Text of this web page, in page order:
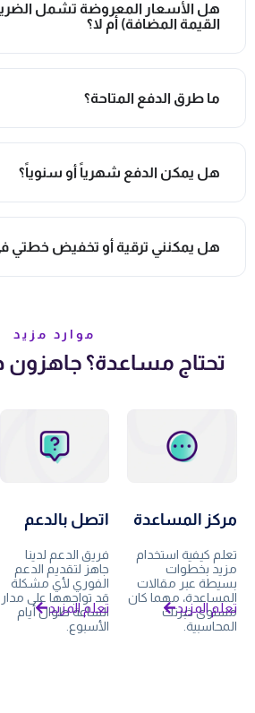
هل الأسعار المعروضة تشمل
القيمة المضافة) أم لا؟
ما طرق الدفع المتاحة؟
هل يمكن الدفع شهرياً أو سنوياً؟
هل يمكنني ترقية أو تخفيض خطتي
موارد مزيد
تحتاج مساعدة؟ جاهزون
مركز المساعدة
تعلم كيفية استخدام
مزيد بخطوات
بسيطة عبر مقالات
المساعدة، مهما كان
مستوى خبرتك
المحاسبية.
تعلم المزيد
اتصل بالدعم
فريق الدعم لدينا
جاهز لتقديم الدعم
الفوري لأي مشكلة
قد تواجهها على مدار
الساعة طوال أيام
الأسبوع.
تعلم المزيد